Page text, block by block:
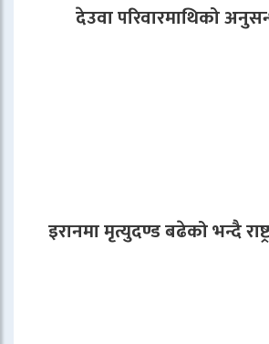
देउवा परिवारमाथिको
इरानमा मृत्युदण्ड बढेको भन्दै